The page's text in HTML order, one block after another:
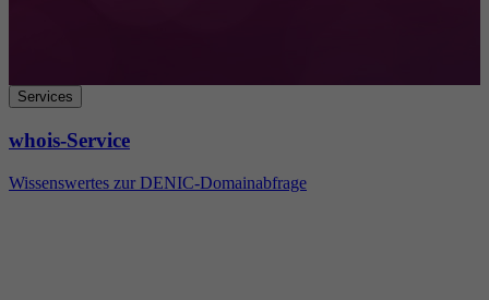
Services
whois-Service
Wissenswertes zur DENIC-Domainabfrage